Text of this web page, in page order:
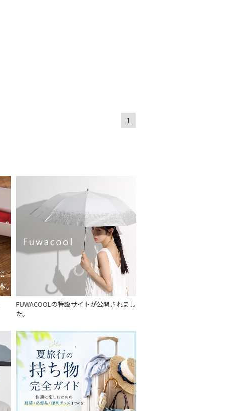
1
FUWACOOLの特設サイトが公開されまし
た。